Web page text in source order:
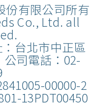
份有限公司所有
Co., Ltd. all
台北市中正區
司電話：02-
00000-2
13PDT00450